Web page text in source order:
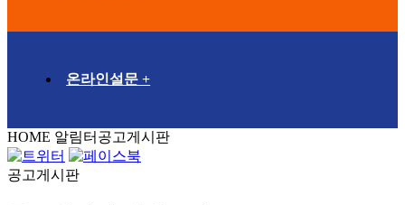
온라인설문 +
HOME 알림터 공고게시판
공고게시판